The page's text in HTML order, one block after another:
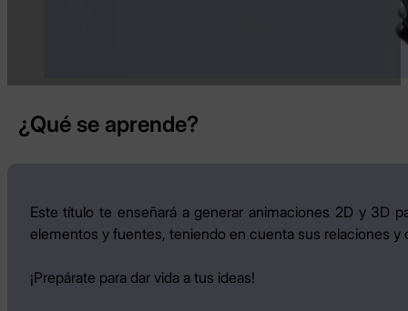
¿Qué se aprende?
Este título te enseñará a generar animaciones 2D y 3D
elementos y fuentes, teniendo en cuenta sus relaciones y
¡Prepárate para dar vida a tus ideas!